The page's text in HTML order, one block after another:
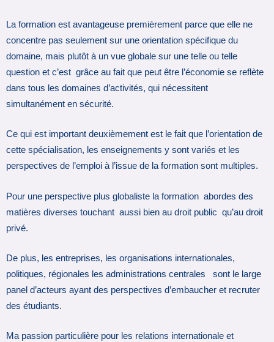
La formation est avantageuse premièrement parce que elle ne
concentre pas seulement sur une orientation spécifique du
domaine, mais plutôt à un vue globale sur une telle ou telle
question et c’est grâce au fait que peut être l’économie se reflète
dans tous les domaines d’activités, qui nécessitent
simultanément en sécurité.
Ce qui est important deuxièmement est le fait que l’orientation de
cette spécialisation, les enseignements y sont variés et les
perspectives de l’emploi à l’issue de la formation sont multiples.
Pour une perspective plus globaliste la formation abordes des
matières diverses touchant aussi bien au droit public qu’au droit
privé.
De plus, les entreprises, les organisations internationales,
politiques, régionales les administrations centrales sont le large
panel d’acteurs ayant des perspectives d’embaucher et recruter
des étudiants.
Ma passion particulière pour les relations internationale et